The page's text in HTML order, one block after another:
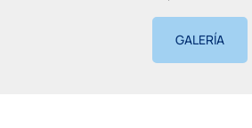
GALERÍA